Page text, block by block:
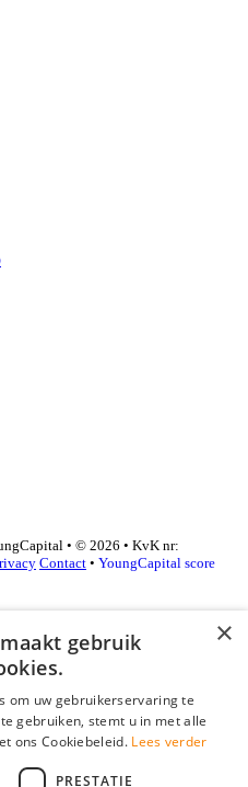
• © 2026 • KvK nr:
Contact • YoungCapital score
×
gebruik
om uw gebruikerservaring te
gebruiken, stemt u in met alle
ons Cookiebeleid. Lees verder
PRESTATIE